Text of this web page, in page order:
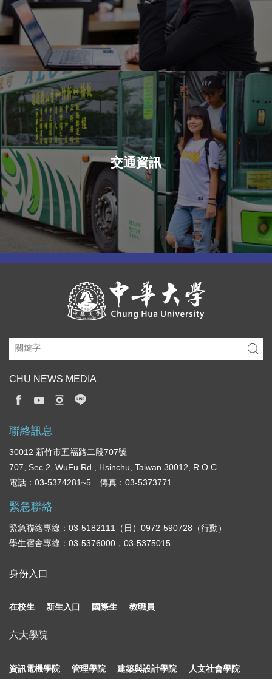
交通資訊
CHU NEWS MEDIA
聯絡訊息
30012 新竹市五福路二段707號
707, Sec.2, WuFu Rd., Hsinchu, Taiwan 30012, R.O.C.
電話：03-5374281~5 傳真：03-5373771
緊急聯絡
緊急聯絡專線：03-5182111（日）0972-590728（行動）
學生宿舍專線：03-5376000，03-5375015
身份入口
在校生 新生入口 國際生 教職員
六大學院
資訊電機學院 管理學院 建築與設計學院 人文社會學院